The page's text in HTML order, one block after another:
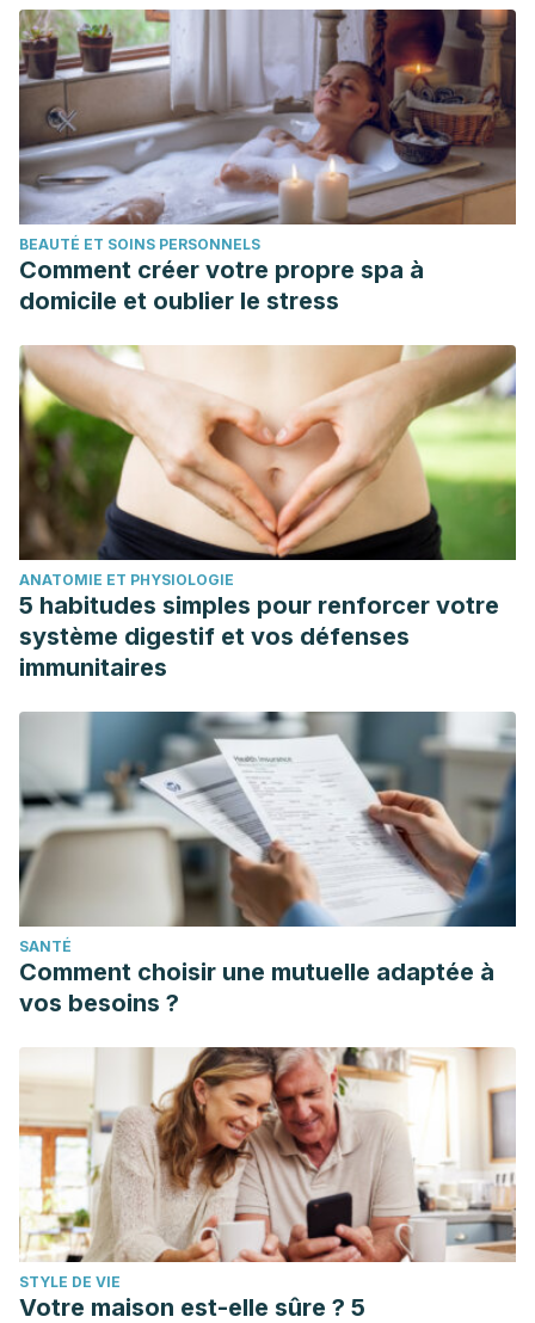
https://www.ncbi.nlm.nih.gov/pmc/articles/PMC5315033/
Foster M, Hunter D, Samman S. Evaluation of the Nutritional
and Metabolic Effects of Aloe vera. In: Benzie IFF, Wachtel-
Galor S, editors. Herbal Medicine: Biomolecular and Clinical
Aspects. 2nd edition. Boca Raton (FL): CRC Press/Taylor &
Francis; 2011. Chapter 3.
https://www.ncbi.nlm.nih.gov/books/NBK92765/
BEAUTÉ ET SOINS PERSONNELS
Comment créer votre propre spa à
domicile et oublier le stress
ANATOMIE ET PHYSIOLOGIE
5 habitudes simples pour renforcer votre
système digestif et vos défenses
immunitaires
SANTÉ
Comment choisir une mutuelle adaptée à
vos besoins ?
STYLE DE VIE
Votre maison est-elle sûre ? 5